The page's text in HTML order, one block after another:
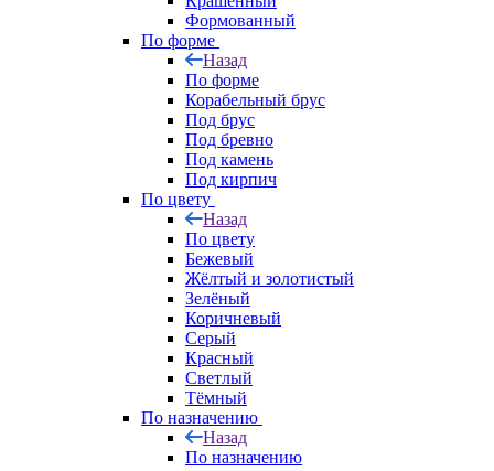
Формованный
По форме
Назад
По форме
Корабельный брус
Под брус
Под бревно
Под камень
Под кирпич
По цвету
Назад
По цвету
Бежевый
Жёлтый и золотистый
Зелёный
Коричневый
Серый
Красный
Светлый
Тёмный
По назначению
Назад
По назначению